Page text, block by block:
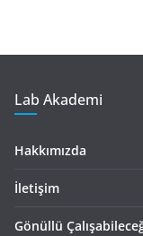
Lab Akademi
Hakkımızda
İletişim
Gönüllü